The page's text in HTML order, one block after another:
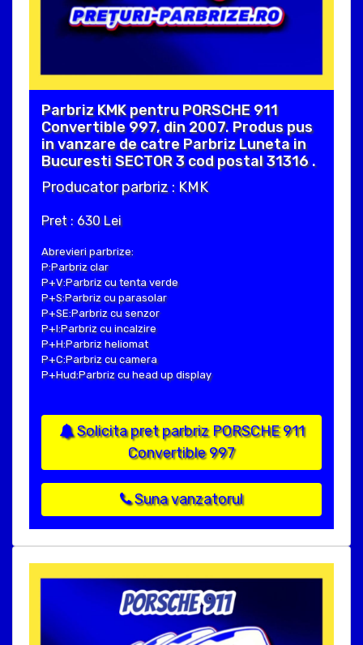
Parbriz KMK pentru PORSCHE 911
Convertible 997, din 2007. Produs pus
in vanzare de catre Parbriz Luneta in
Bucuresti SECTOR 3 cod postal 31316 .
Producator parbriz : KMK
Pret : 630 Lei
Abrevieri parbrize:
P:Parbriz clar
P+V:Parbriz cu tenta verde
P+S:Parbriz cu parasolar
P+SE:Parbriz cu senzor
P+I:Parbriz cu incalzire
P+H:Parbriz heliomat
P+C:Parbriz cu camera
P+Hud:Parbriz cu head up display
Solicita pret parbriz PORSCHE 911
Convertible 997
Suna vanzatorul